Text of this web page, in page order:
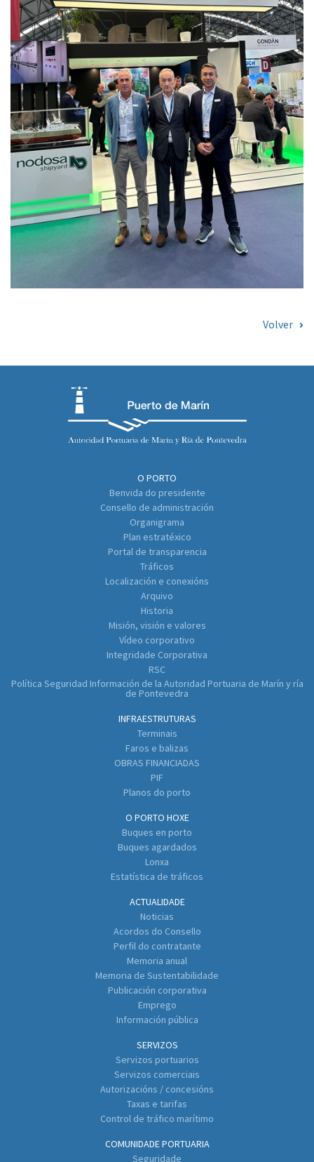
Volver
O PORTO
Benvida do presidente
Consello de administración
Organigrama
Plan estratéxico
Portal de transparencia
Tráficos
Localización e conexións
Arquivo
Historia
Misión, visión e valores
Vídeo corporativo
Integridade Corporativa
RSC
Política Seguridad Información de la Autoridad Portuaria de Marín y ría
de Pontevedra
INFRAESTRUTURAS
Terminais
Faros e balizas
OBRAS FINANCIADAS
PIF
Planos do porto
O PORTO HOXE
Buques en porto
Buques agardados
Lonxa
Estatística de tráficos
ACTUALIDADE
Noticias
Acordos do Consello
Perfil do contratante
Memoria anual
Memoria de Sustentabilidade
Publicación corporativa
Emprego
Información pública
SERVIZOS
Servizos portuarios
Servizos comerciais
Autorizacións / concesións
Taxas e tarifas
Control de tráfico marítimo
COMUNIDADE PORTUARIA
Seguridade